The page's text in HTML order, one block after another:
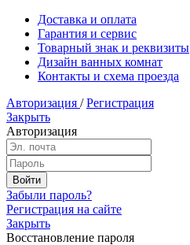
Доставка и оплата
Гарантия и сервис
Товарный знак и реквизиты
Дизайн ванных комнат
Контакты и схема проезда
Авторизация / Регистрация
Закрыть
Авторизация
Забыли пароль?
Регистрация на сайте
Закрыть
Восстановление пароля